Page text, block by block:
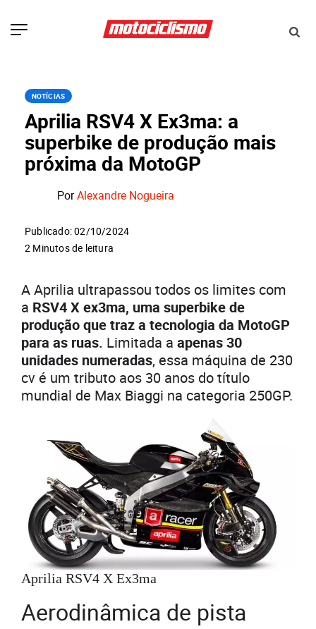
NOTÍCIAS
Aprilia RSV4 X Ex3ma: a
superbike de produção mais
próxima da MotoGP
PorAlexandre Nogueira
Publicado: 02/10/2024
2 Minutos de leitura
A Aprilia ultrapassou todos os limites com
a RSV4 X ex3ma, uma superbike de
produção que traz a tecnologia da MotoGP
para as ruas. Limitada a apenas 30
unidades numeradas, essa máquina de 230
cv é um tributo aos 30 anos do título
mundial de Max Biaggi na categoria 250GP.
Aprilia RSV4 X Ex3ma
Aerodinâmica de pista